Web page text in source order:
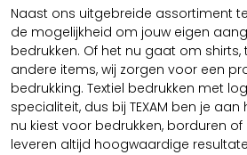
Naast ons uitgebreide assortiment
de mogelijkheid om jouw eigen
bedrukken. Of het nu gaat om
andere items, wij zorgen voor een
bedrukking. Textiel bedrukken met
specialiteit, dus bij TEXAM ben je
nu kiest voor bedrukken, borduren of
leveren altijd hoogwaardige